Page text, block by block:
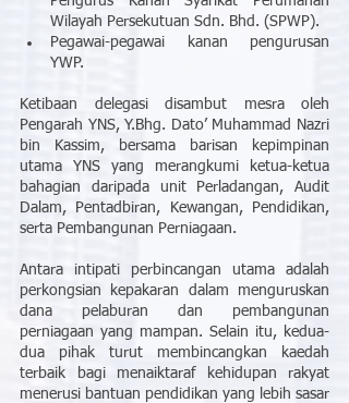
Wilayah Persekutuan Sdn. Bhd. (SPWP).
Pegawai-pegawai kanan pengurusan
YWP.
Ketibaan delegasi disambut mesra oleh
Pengarah YNS, Y.Bhg. Dato’ Muhammad Nazri
bin Kassim, bersama barisan kepimpinan
utama YNS yang merangkumi ketua-ketua
bahagian daripada unit Perladangan, Audit
Dalam, Pentadbiran, Kewangan, Pendidikan,
serta Pembangunan Perniagaan.
Antara intipati perbincangan utama adalah
perkongsian kepakaran dalam menguruskan
dana pelaburan dan pembangunan
perniagaan yang mampan. Selain itu, kedua-
dua pihak turut membincangkan kaedah
terbaik bagi menaiktaraf kehidupan rakyat
menerusi bantuan pendidikan yang lebih sasar